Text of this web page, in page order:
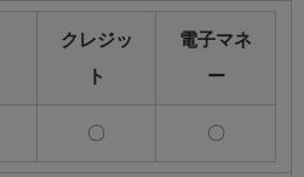
クレジッ
ト
電子マネ
ー
〇 〇